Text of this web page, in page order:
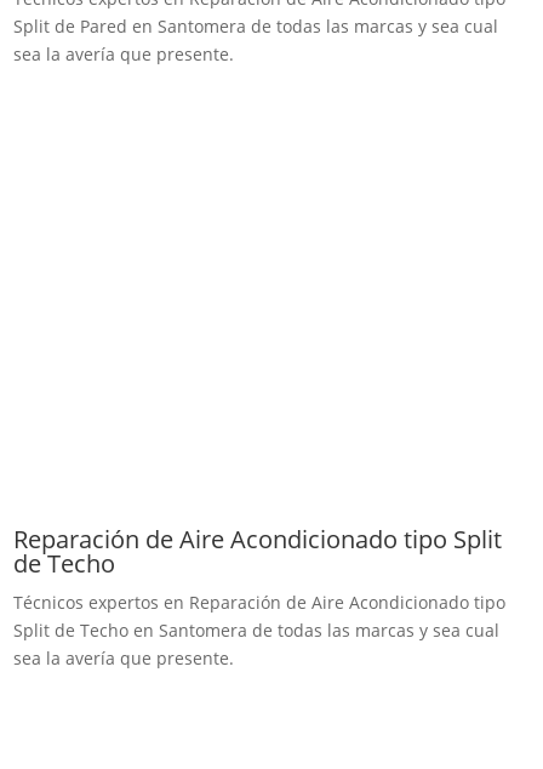
Split de Pared en Santomera de todas las marcas y sea cual
sea la avería que presente.
Reparación de Aire Acondicionado tipo Split
de Techo
Técnicos expertos en Reparación de Aire Acondicionado tipo
Split de Techo en Santomera de todas las marcas y sea cual
sea la avería que presente.